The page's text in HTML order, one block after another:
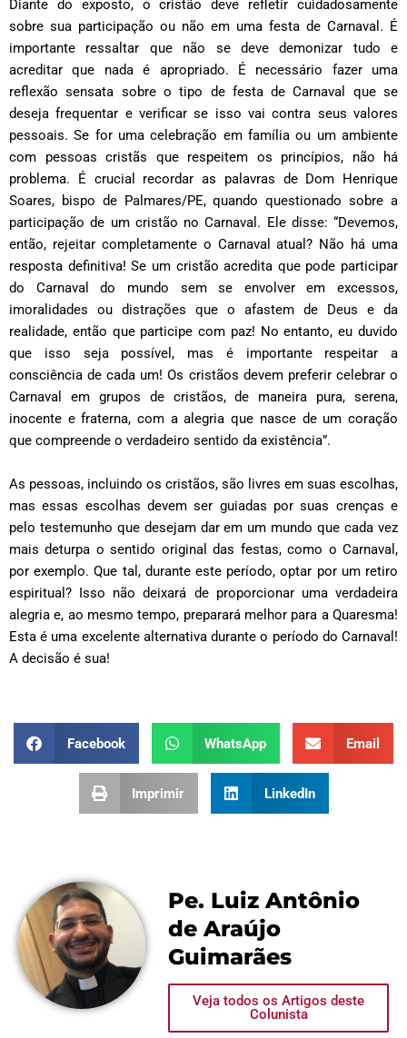
Diante do exposto, o cristão deve refletir cuidadosamente
sobre sua participação ou não em uma festa de Carnaval. É
importante ressaltar que não se deve demonizar tudo e
acreditar que nada é apropriado. É necessário fazer uma
reflexão sensata sobre o tipo de festa de Carnaval que se
deseja frequentar e verificar se isso vai contra seus valores
pessoais. Se for uma celebração em família ou um ambiente
com pessoas cristãs que respeitem os princípios, não há
problema. É crucial recordar as palavras de Dom Henrique
Soares, bispo de Palmares/PE, quando questionado sobre a
participação de um cristão no Carnaval. Ele disse: “Devemos,
então, rejeitar completamente o Carnaval atual? Não há uma
resposta definitiva! Se um cristão acredita que pode participar
do Carnaval do mundo sem se envolver em excessos,
imoralidades ou distrações que o afastem de Deus e da
realidade, então que participe com paz! No entanto, eu duvido
que isso seja possível, mas é importante respeitar a
consciência de cada um! Os cristãos devem preferir celebrar o
Carnaval em grupos de cristãos, de maneira pura, serena,
inocente e fraterna, com a alegria que nasce de um coração
que compreende o verdadeiro sentido da existência”.
As pessoas, incluindo os cristãos, são livres em suas escolhas,
mas essas escolhas devem ser guiadas por suas crenças e
pelo testemunho que desejam dar em um mundo que cada vez
mais deturpa o sentido original das festas, como o Carnaval,
por exemplo. Que tal, durante este período, optar por um retiro
espiritual? Isso não deixará de proporcionar uma verdadeira
alegria e, ao mesmo tempo, preparará melhor para a Quaresma!
Esta é uma excelente alternativa durante o período do Carnaval!
A decisão é sua!
Facebook WhatsApp Email
Imprimir LinkedIn
Pe. Luiz Antônio
de Araújo
Guimarães
Veja todos os Artigos deste
Colunista